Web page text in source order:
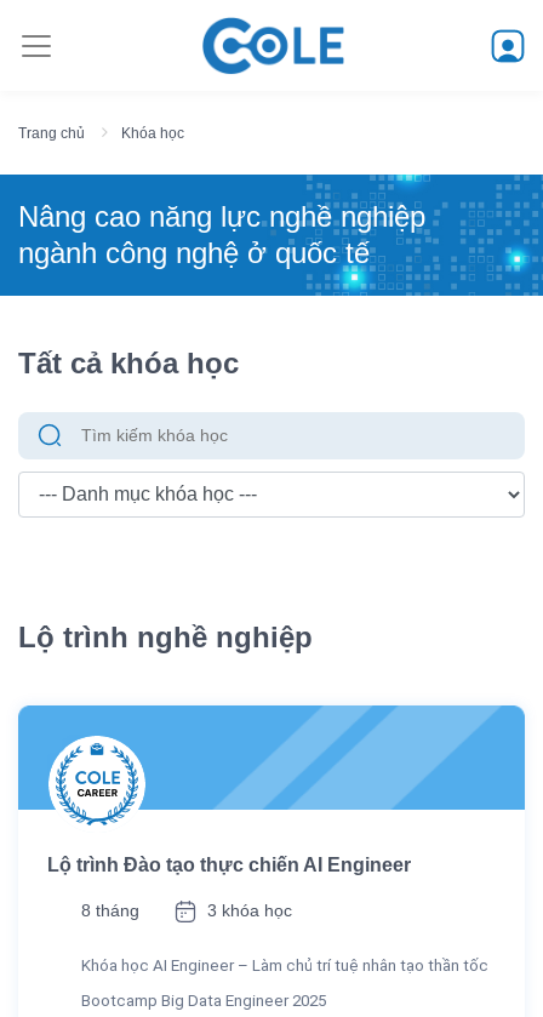
Trang chủ Khóa học
Nâng cao năng lực nghề nghiệp
ngành công nghệ ở quốc tế
Tất cả khóa học
Lộ trình nghề nghiệp
Lộ trình Đào tạo thực chiến AI Engineer
8 tháng 3 khóa học
Khóa học AI Engineer – Làm chủ trí tuệ nhân tạo thần tốc
Bootcamp Big Data Engineer 2025